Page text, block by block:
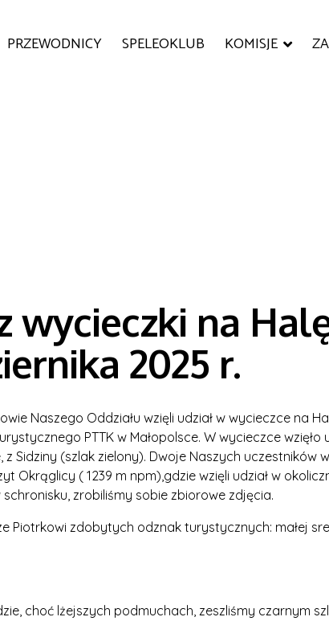
PRZEWODNICY SPELEOKLUB KOMISJE
wycieczki na
2025 r.
Naszego Oddziału wzięli udział w wycieczce na
PTTK w Małopolsce. W wycieczce wzięło
Sidziny (szlak zielony). Dwoje Naszych uczestników
Okrąglicy ( 1239 m npm),gdzie wzięli udział w
schronisku, zrobiliśmy sobie zbiorowe zdjęcia.
Piotrkowi zdobytych odznak turystycznych: małej
choć lżejszych podmuchach, zeszliśmy czarnym